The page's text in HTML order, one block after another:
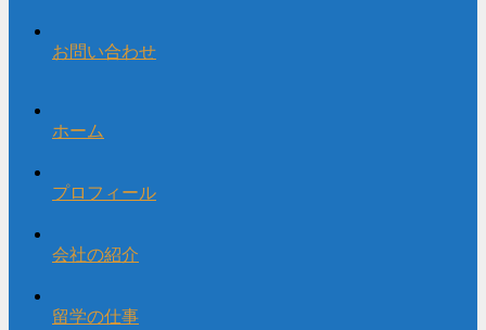
お問い合わせ
ホーム
プロフィール
会社の紹介
留学の仕事